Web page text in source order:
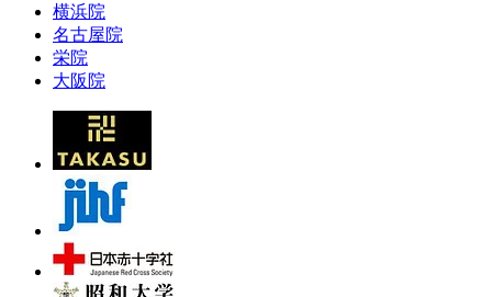
横浜院
名古屋院
栄院
大阪院